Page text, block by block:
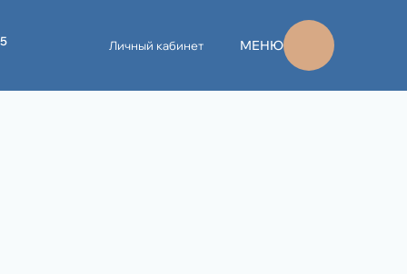
Личный кабинет МЕНЮ